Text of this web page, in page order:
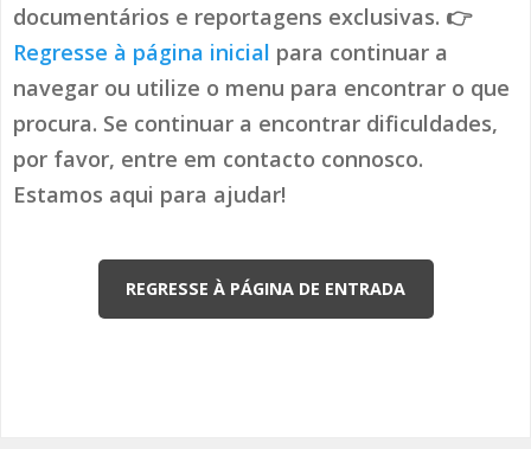
documentários e reportagens exclusivas. 👉
Regresse à página inicial para continuar a
navegar ou utilize o menu para encontrar o que
procura. Se continuar a encontrar dificuldades,
por favor, entre em contacto connosco.
Estamos aqui para ajudar!
REGRESSE À PÁGINA DE ENTRADA